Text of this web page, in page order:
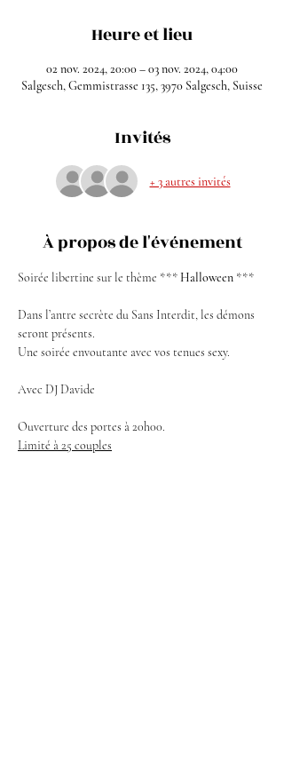
Heure et lieu
02 nov. 2024, 20:00 – 03 nov. 2024, 04:00
Salgesch, Gemmistrasse 135, 3970 Salgesch, Suisse
Invités
+ 3 autres invités
À propos de l'événement
Soirée libertine sur le thème *** Halloween ***
Dans l’antre secrète du Sans Interdit, les démons
seront présents.
Une soirée envoutante avec vos tenues sexy.
Avec DJ Davide
Ouverture des portes à 20h00.
Limité à 25 couples